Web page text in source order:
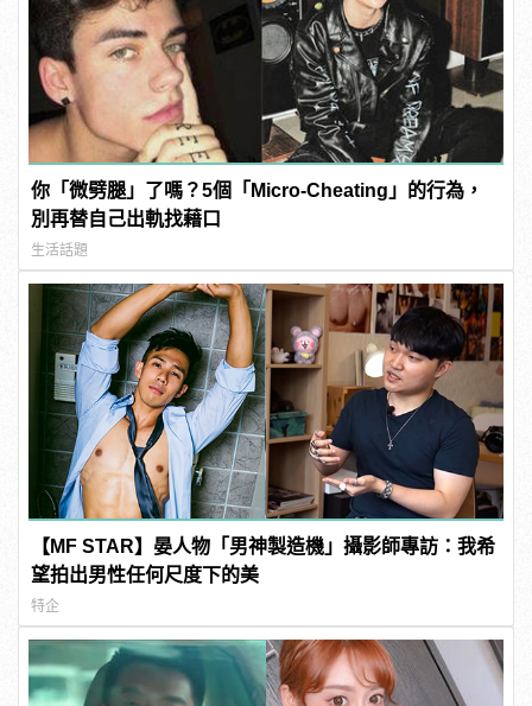
你「微劈腿」了嗎？5個「Micro-Cheating」的行為，
別再替自己出軌找藉口
生活話題
【MF STAR】晏人物「男神製造機」攝影師專訪：我希
望拍出男性任何尺度下的美
特企